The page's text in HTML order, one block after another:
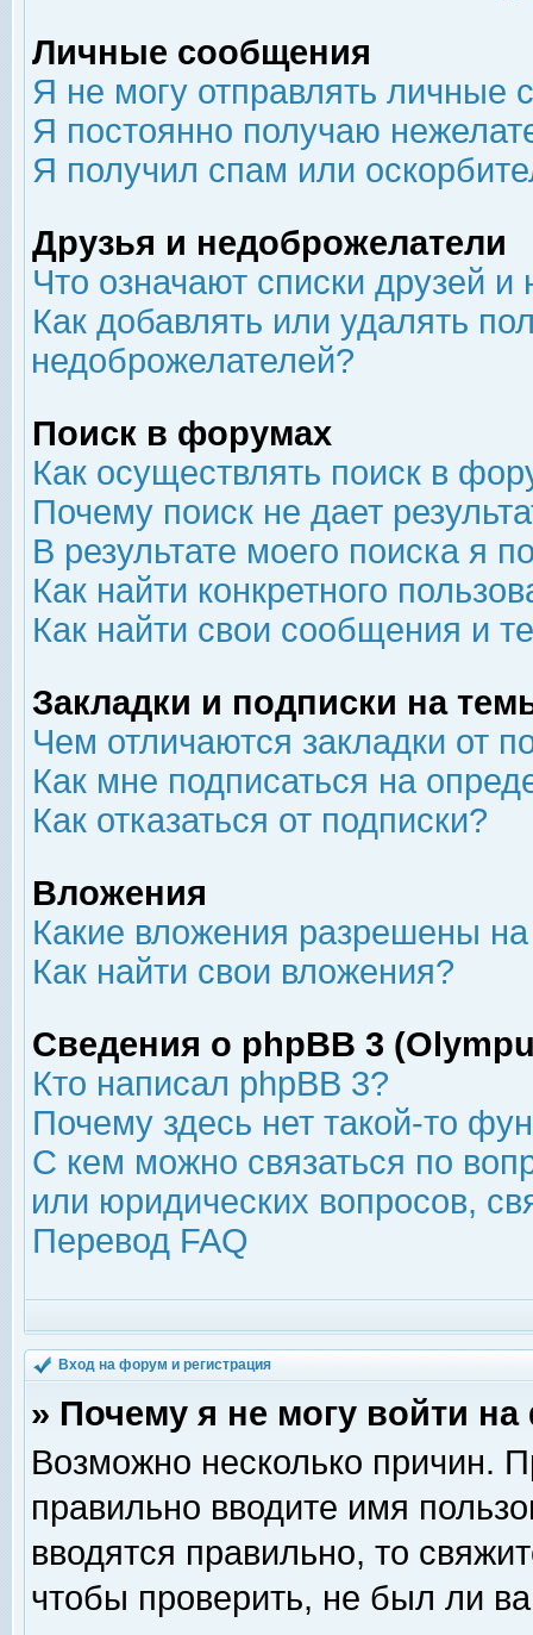
Личные сообщения
Я не могу отправлять личные
Я постоянно получаю
Я получил спам или
Друзья и недоброжелатели
Что означают списки друзей
Как добавлять или удалять
недоброжелателей?
Поиск в форумах
Как осуществлять поиск в
Почему поиск не дает
В результате моего поиска я
Как найти конкретного
Как найти свои сообщения и
Закладки и подписки на
Чем отличаются закладки от
Как мне подписаться на
Как отказаться от подписки?
Вложения
Какие вложения разрешены
Как найти свои вложения?
Сведения о phpBB 3
Кто написал phpBB 3?
Почему здесь нет такой-то
С кем можно связаться по
или юридических вопросов,
Перевод FAQ
Вход на форум и регистрация
» Почему я не могу войти
Возможно несколько причин.
правильно вводите имя
вводятся правильно, то
чтобы проверить, не был ли